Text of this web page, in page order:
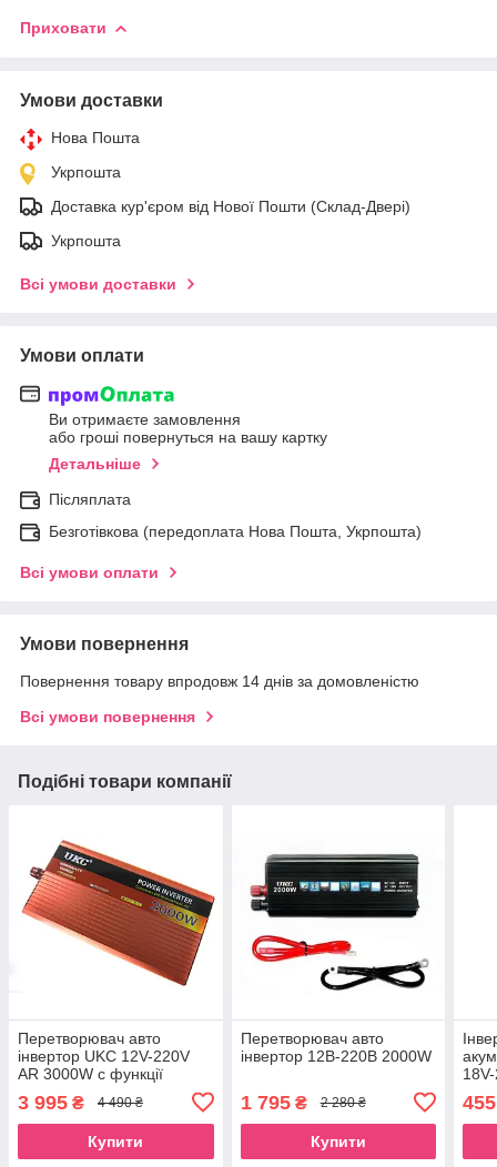
Приховати
Умови доставки
Нова Пошта
Укрпошта
Доставка кур'єром від Нової Пошти (Склад-Двері)
Укрпошта
Всі умови доставки
Умови оплати
Ви отримаєте замовлення
або гроші повернуться на вашу картку
Детальніше
Післяплата
Безготівкова (передоплата Нова Пошта, Укрпошта)
Всі умови оплати
Умови повернення
Повернення товару впродовж 14 днів за домовленістю
Всі умови повернення
Подібні товари компанії
Перетворювач авто
інвертор UKC 12V-220V
AR 3000W c функції
3 995 ₴ 4 490 ₴
Купити
Перетворювач авто
інвертор 12В-220В 2000W
1 795₴ 2 280 ₴
Купити
455